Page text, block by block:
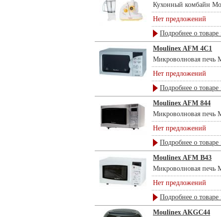
Кухонный комбайн
Нет предложений
Подробнее о товаре
Moulinex AFM 4C1
Микроволновая печь
Нет предложений
Подробнее о товаре
Moulinex AFM 844
Микроволновая печь
Нет предложений
Подробнее о товаре
Moulinex AFM B43
Микроволновая печь
Нет предложений
Подробнее о товаре
Moulinex AKGC44